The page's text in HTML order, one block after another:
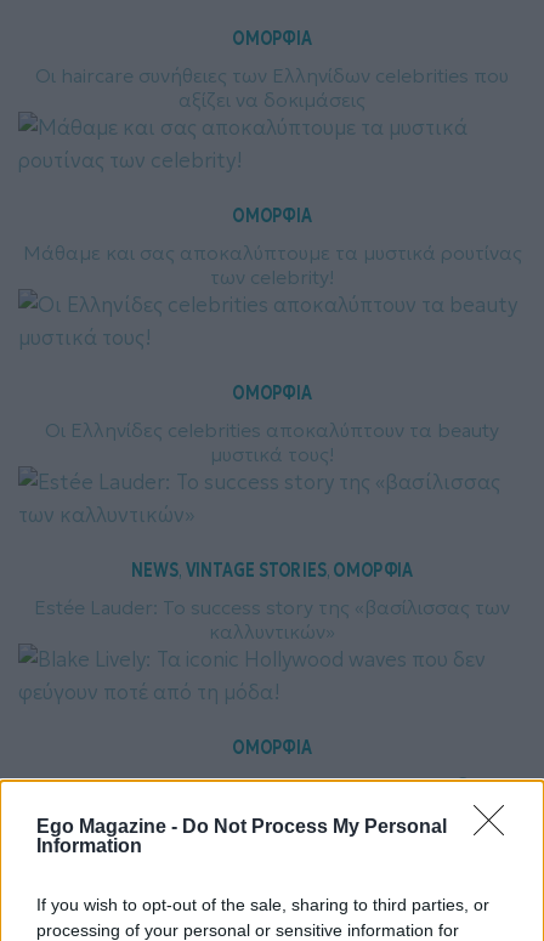
Ego Magazine - Do Not Process My Personal
Information
If you wish to opt-out of the sale, sharing to third parties, or
processing of your personal or sensitive information for
ΟΜΟΡΦΙΑ
Οι haircare συνήθειες των Ελληνίδων celebrities που
αξίζει να δοκιμάσεις
ΟΜΟΡΦΙΑ
Μάθαμε και σας αποκαλύπτουμε τα μυστικά ρουτίνας
των celebrity!
ΟΜΟΡΦΙΑ
Οι Ελληνίδες celebrities αποκαλύπτουν τα beauty
μυστικά τους!
NEWS, VINTAGE STORIES, ΟΜΟΡΦΙΑ
Estée Lauder: Το success story της «βασίλισσας των
καλλυντικών»
ΟΜΟΡΦΙΑ
Blake Lively: Τα iconic Hollywood waves που δεν
ΟΜΟΡΦΙΑ